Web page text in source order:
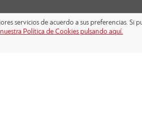
servicios de acuerdo a sus preferencias. Si
Política de Cookies pulsando aquí.